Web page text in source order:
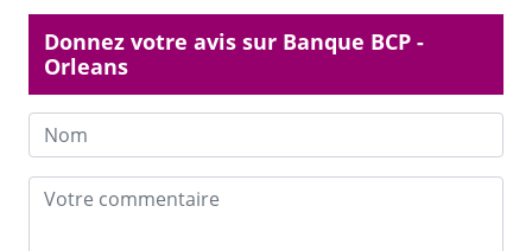
Donnez votre avis sur Banque BCP -
Orleans